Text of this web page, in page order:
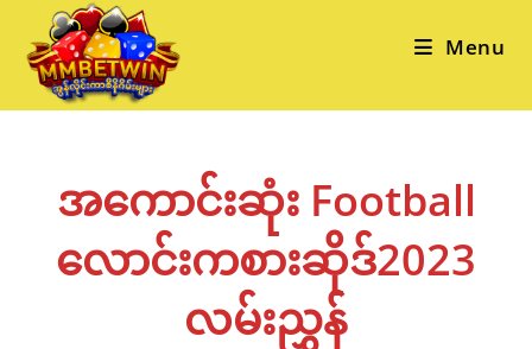
content
Menu
အကောင်းဆုံး Football
လောင်းကစားဆိုဒ်2023
လမ်းညွှန်